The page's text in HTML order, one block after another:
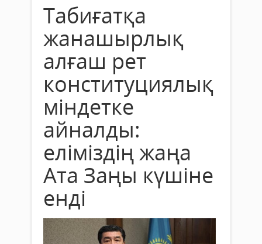
Табиғатқа
жанашырлық
алғаш рет
конституциялық
міндетке
айналды:
еліміздің жаңа
Ата Заңы күшіне
енді